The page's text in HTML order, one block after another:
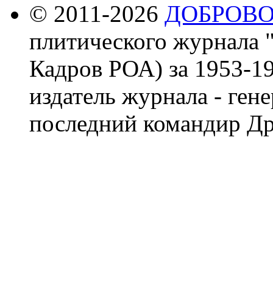
© 2011-2026
плитического
Кадров РОА) за 1953-
издатель журнала -
последний командир